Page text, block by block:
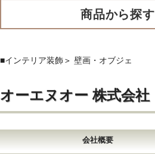
商品から探す
■インテリア装飾＞ 壁画・オブジェ
オーエヌオー 株式会社
会社概要